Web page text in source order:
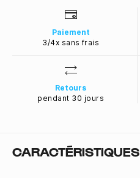
Paiement
3/4x sans frais
Retours
pendant 30 jours
CARACTÉRISTIQUES